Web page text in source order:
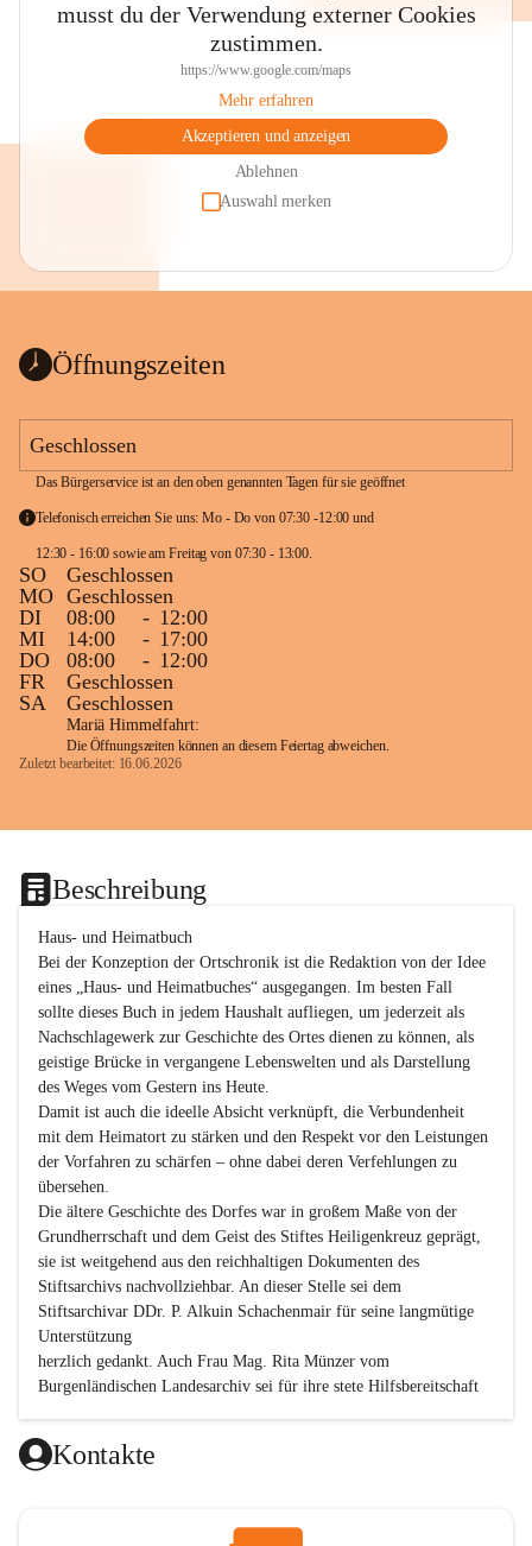
musst du der Verwendung externer Cookies
zustimmen.
https://www.google.com/maps
Mehr erfahren
Akzeptieren und anzeigen
Ablehnen
Auswahl merken
Öffnungszeiten
Geschlossen
Das Bürgerservice ist an den oben genannten Tagen für sie geöffnet
Telefonisch erreichen Sie uns: Mo - Do von 07:30 -12:00 und
SO
Geschlossen
MO Geschlossen
DI
08:00 - 12:00
MI
14:00 - 17:00
DO
08:00 - 12:00
FR
Geschlossen
SA
Geschlossen
Mariä Himmelfahrt:
Die Öffnungszeiten können an diesem Feiertag abweichen.
Zuletzt bearbeitet: 16.06.2026
Beschreibung
Haus- und Heimatbuch
Bei der Konzeption der Ortschronik ist die Redaktion von der Idee
eines „Haus- und Heimatbuches“ ausgegangen. Im besten Fall
sollte dieses Buch in jedem Haushalt aufliegen, um jederzeit als
Nachschlagewerk zur Geschichte des Ortes dienen zu können, als
geistige Brücke in vergangene Lebenswelten und als Darstellung
des Weges vom Gestern ins Heute.
Damit ist auch die ideelle Absicht verknüpft, die Verbundenheit
mit dem Heimatort zu stärken und den Respekt vor den Leistungen
der Vorfahren zu schärfen – ohne dabei deren Verfehlungen zu
übersehen.
Die ältere Geschichte des Dorfes war in großem Maße von der
Grundherrschaft und dem Geist des Stiftes Heiligenkreuz geprägt,
sie ist weitgehend aus den reichhaltigen Dokumenten des
Stiftsarchivs nachvollziehbar. An dieser Stelle sei dem
Stiftsarchivar DDr. P. Alkuin Schachenmair für seine langmütige
Unterstützung
herzlich gedankt. Auch Frau Mag. Rita Münzer vom
Burgenländischen Landesarchiv sei für ihre stete Hilfsbereitschaft
Dank gilt den Textautoren dieser Chronik, dem kleinen
Redaktionsteam, für die gute Zusammenarbeit.
gedankt werden, die durch ihre Erinnerungen, Informationen und
Kontakte